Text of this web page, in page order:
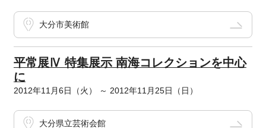
大分市美術館
平常展Ⅳ 特集展示 南海コレクションを中心
に
2012年11月6日（火） ～ 2012年11月25日（日）
大分県立芸術会館